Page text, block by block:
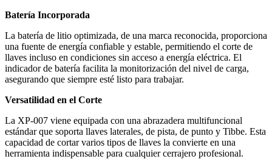
Batería Incorporada
La batería de litio optimizada, de una marca reconocida, proporciona
una fuente de energía confiable y estable, permitiendo el corte de
llaves incluso en condiciones sin acceso a energía eléctrica. El
indicador de batería facilita la monitorización del nivel de carga,
asegurando que siempre esté listo para trabajar.
Versatilidad en el Corte
La XP-007 viene equipada con una abrazadera multifuncional
estándar que soporta llaves laterales, de pista, de punto y Tibbe. Esta
capacidad de cortar varios tipos de llaves la convierte en una
herramienta indispensable para cualquier cerrajero profesional.